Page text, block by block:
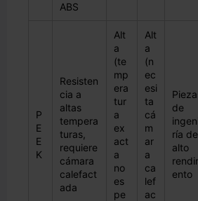
ABS
P
E
E
K
Resisten
cia a
altas
tempera
turas,
requiere
cámara
calefact
ada
Alt
a
(te
mp
era
tur
a
ex
act
a
no
es
pe
Alt
a
(n
ec
esi
ta
cá
m
ar
a
ca
lef
ac
de
ría de
alto
ento